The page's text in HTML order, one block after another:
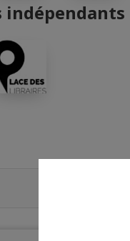
indépendants